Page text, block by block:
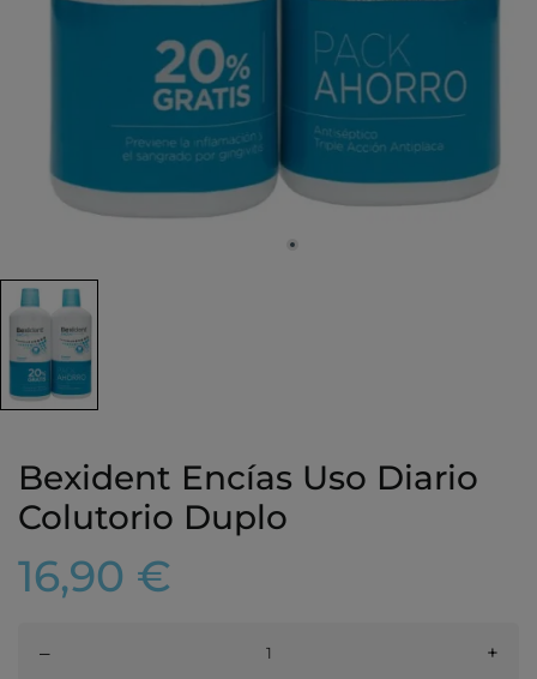
Bexident Encías Uso Diario
Colutorio Duplo
16,90 €
– +